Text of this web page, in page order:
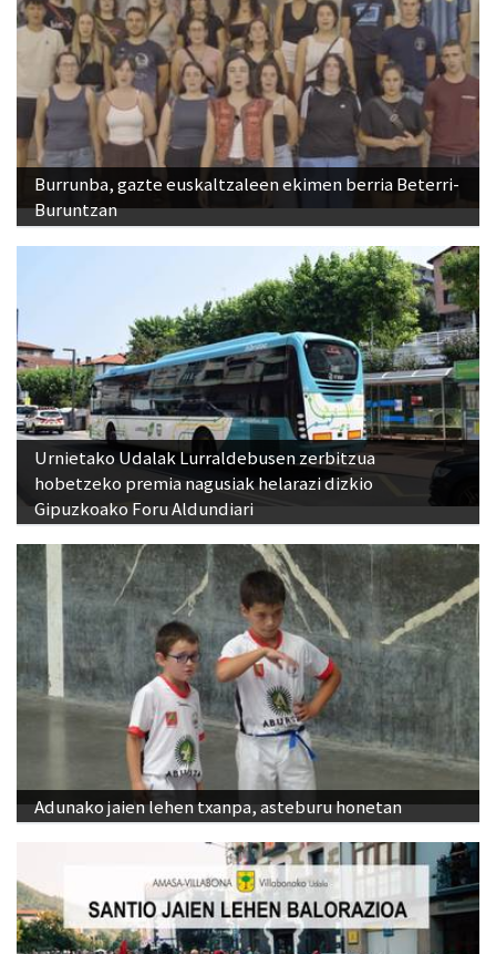
Burrunba, gazte euskaltzaleen ekimen berria Beterri-
Buruntzan
Urnietako Udalak Lurraldebusen zerbitzua
hobetzeko premia nagusiak helarazi dizkio
Gipuzkoako Foru Aldundiari
Adunako jaien lehen txanpa, asteburu honetan